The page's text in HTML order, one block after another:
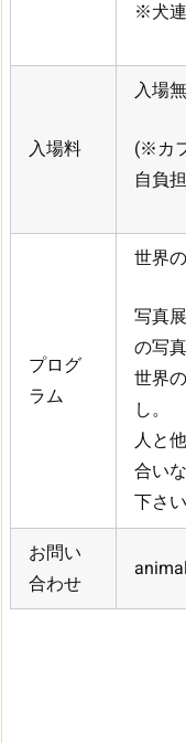
※犬
入場料
入場
(※カ
自負
プログ
ラム
世界
写真
の写
世界
し。
人と
合い
下さい
お問い
合わせ